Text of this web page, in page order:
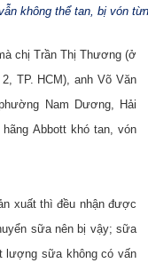
không thể tan, bị vón
chị Trần Thị Thương (ở
TP. HCM), anh Võ Văn
Nam Dương, Hải
Abbott khó tan, vón
xuất thì đều nhận được
sữa nên bị vậy; sữa
lượng sữa không có vấn